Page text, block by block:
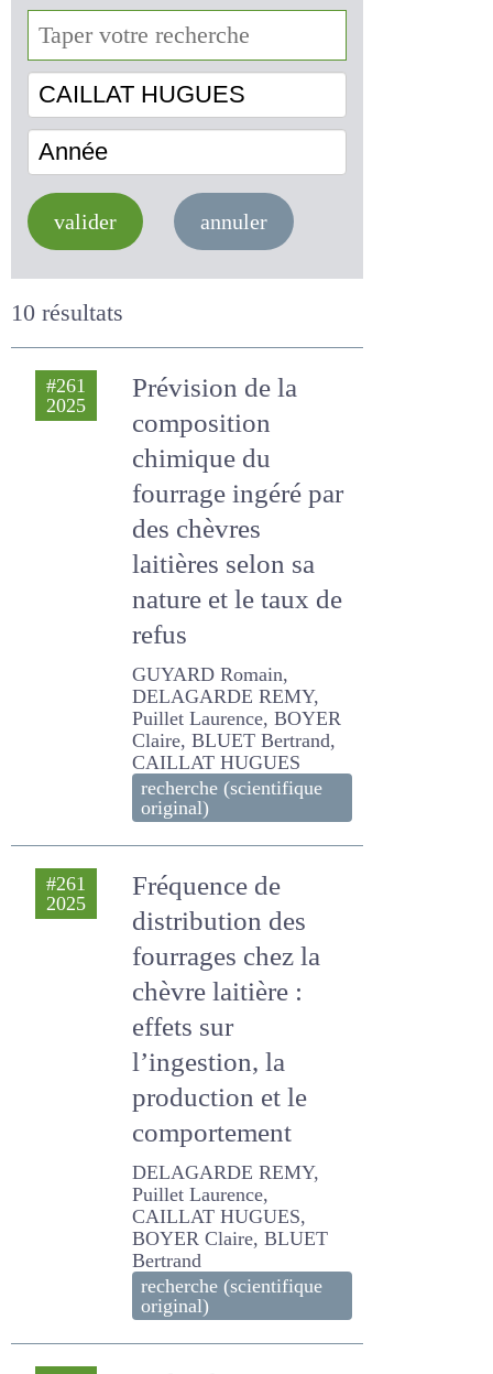
CAILLAT HUGUES
valider annuler
10 résultats
#261
Prévision de la
composition
chimique du
fourrage ingéré par
des chèvres
laitières selon sa
nature et le taux de
refus
GUYARD Romain,
DELAGARDE REMY, Puillet
Laurence, BOYER Claire,
BLUET Bertrand, CAILLAT
HUGUES
recherche (scientifique
original)
#261
Fréquence de
distribution des
fourrages chez la
chèvre laitière :
effets sur
l’ingestion, la
production et le
comportement
DELAGARDE REMY, Puillet
Laurence, CAILLAT
HUGUES, BOYER Claire,
BLUET Bertrand
recherche (scientifique
original)